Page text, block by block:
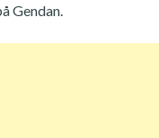
Gendan.